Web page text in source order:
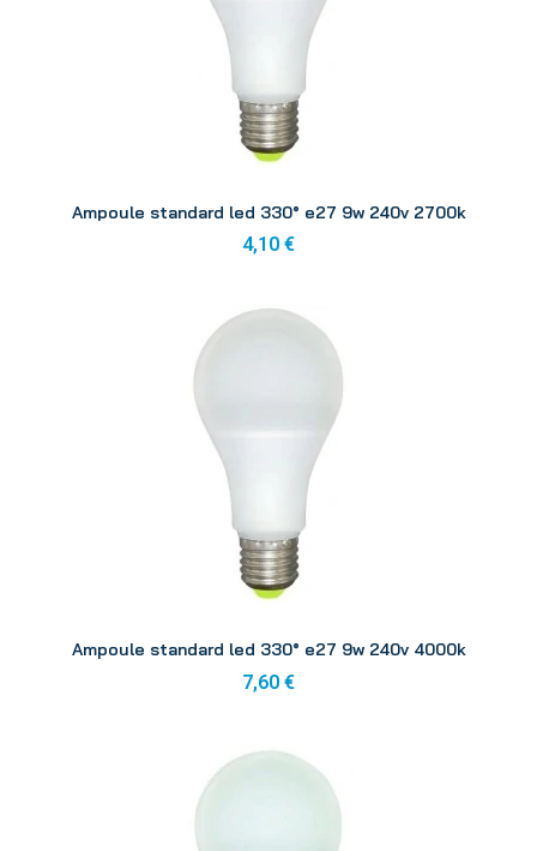
Ampoule standard led 330° e27 9w 240v 2700k
4,10 €
Ampoule standard led 330° e27 9w 240v 4000k
7,60 €